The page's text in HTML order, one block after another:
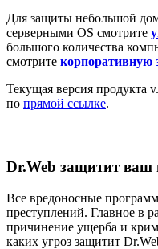
Для защиты небольшой
серверными OS смотрите
большого количества
смотрите корпоративную
Текущая версия продукта
по прямой ссылке.
Dr.Web защитит
Все вредоносные
преступлений. Главное в
причинение ущерба и
каких угроз защитит